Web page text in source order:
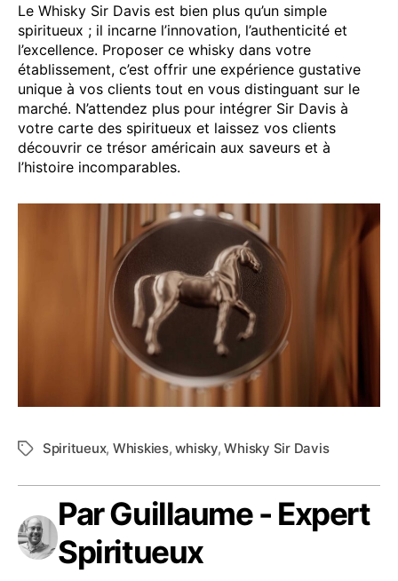
Le Whisky Sir Davis est bien plus qu’un simple
spiritueux ; il incarne l’innovation, l’authenticité et
l’excellence. Proposer ce whisky dans votre
établissement, c’est offrir une expérience gustative
unique à vos clients tout en vous distinguant sur le
marché. N’attendez plus pour intégrer Sir Davis à
votre carte des spiritueux et laissez vos clients
découvrir ce trésor américain aux saveurs et à
l’histoire incomparables.
Étiquettes
Spiritueux, Whiskies,whisky,Whisky Sir Davis
Par Guillaume - Expert
Spiritueux